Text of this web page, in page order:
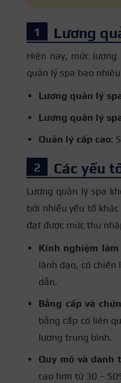
Lương
Hiện nay, mức
quản lý spa bao
Lương quản lý
Lương quản lý
Quản lý cấp cao:
Các yếu
Lương quản lý spa
bởi nhiều yếu tố
đạt được mức thu
Kinh nghiệm
lãnh đạo, có
dẫn.
Bằng cấp và
bằng cấp có liên
lương trung bình.
Quy mô và danh
cao hơn từ 30 –